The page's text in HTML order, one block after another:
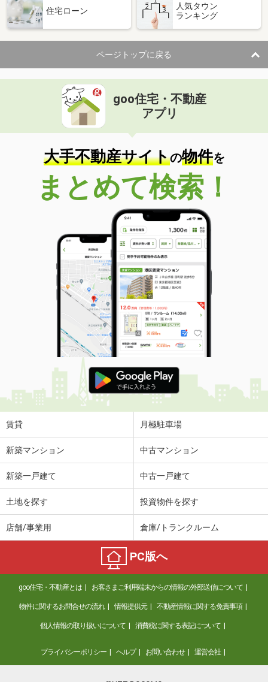
住宅ローン
人気タウン
ランキング
ページトップに戻る
goo住宅・不動産
アプリ
大手不動産サイトの物件を
まとめて検索！
賃貸 月極駐車場
新築マンション 中古マンション
新築一戸建て 中古一戸建て
土地を探す 投資物件を探す
店舗/事業用 倉庫/トランクルーム
PC版へ
goo住宅・不動産とは お客さまご利用端末からの情報の外部送信について
物件に関するお問合せの流れ 情報提供元 不動産情報に関する免責事項
個人情報の取り扱いについて 消費税に関する表記について
プライバシーポリシー ヘルプ お問い合わせ 運営会社